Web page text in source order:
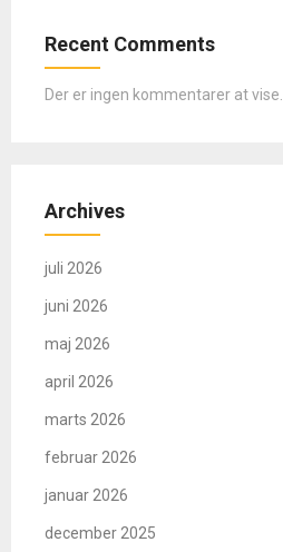
Recent Comments
Der er ingen kommentarer at vise.
Archives
juli 2026
juni 2026
maj 2026
april 2026
marts 2026
februar 2026
januar 2026
december 2025